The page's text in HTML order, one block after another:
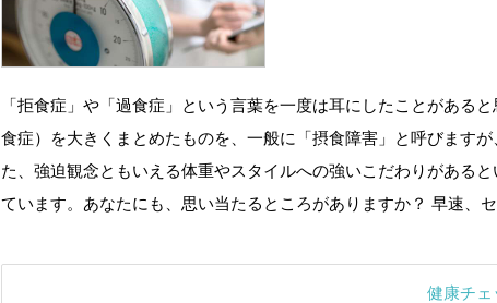
「拒食症」や「過食症」という言葉を一度は耳にしたことがある
食症）を大きくまとめたものを、一般に「摂食障害」と呼びます
た、強迫観念ともいえる体重やスタイルへの強いこだわりがある
ています。あなたにも、思い当たるところがありますか？ 早速、
健康チェ